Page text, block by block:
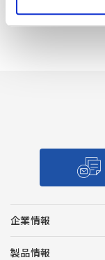
企業情報
製品情報